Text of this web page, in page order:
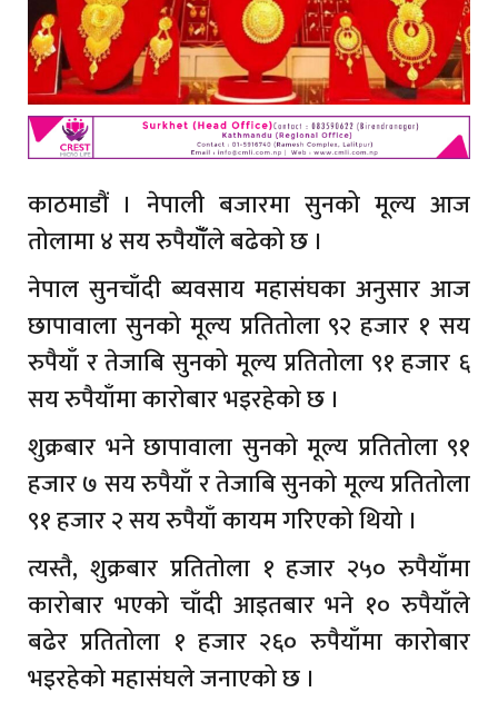
काठमाडौं । नेपाली बजारमा सुनको मूल्य आज
तोलामा ४ सय रुपैयाँँले बढेको छ ।
नेपाल सुनचाँदी ब्यवसाय महासंघका अनुसार आज
छापावाला सुनको मूल्य प्रतितोला ९२ हजार १ सय
रुपैयाँ र तेजाबि सुनको मूल्य प्रतितोला ९१ हजार ६
सय रुपैयाँमा कारोबार भइरहेको छ ।
शुक्रबार भने छापावाला सुनको मूल्य प्रतितोला ९१
हजार ७ सय रुपैयाँ र तेजाबि सुनको मूल्य प्रतितोला
९१ हजार २ सय रुपैयाँ कायम गरिएको थियो ।
त्यस्तै, शुक्रबार प्रतितोला १ हजार २५० रुपैयाँमा
कारोबार भएको चाँदी आइतबार भने १० रुपैयाँले
बढेर प्रतितोला १ हजार २६० रुपैयाँमा कारोबार
भइरहेको महासंघले जनाएको छ ।